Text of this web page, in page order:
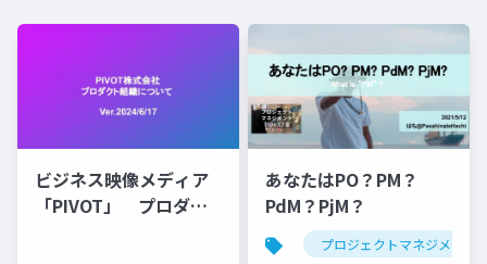
ビジネス映像メディア
「PIVOT」 プロダク
あなたはPO？PM？
PdM？PjM？
プロジェクトマネジメント